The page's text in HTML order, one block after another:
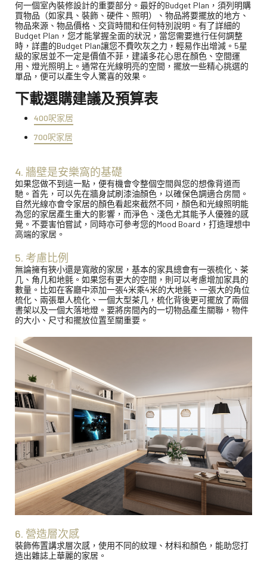
何一個室內裝修設計的重要部分。最好的Budget Plan，須列明購
買物品（如家具、裝飾、硬件、照明）、物品將要擺放的地方、
物品來源、物品價格、交貨時間和任何特別說明。有了詳細的
Budget Plan，您才能掌握全面的狀況，當您需要進行任何調整
時，詳盡的Budget Plan讓您不費吹灰之力，輕易作出增減。5星
級的家居並不一定是價值不菲，建議多花心思在顏色、空間運
用、燈光照明上。通常在光線明亮的空間，擺放一些精心挑選的
單品，便可以產生令人驚喜的效果。
下載選購建議及預算表
400呎家居
700呎家居
4. 牆壁是安樂窩的基礎
如果您做不到這一點，便有機會令整個空間與您的想像背道而
馳。首先，可以先在牆身試刷漆油顏色，以確保色調適合房間。
自然光線亦會令家居的顏色看起來截然不同，顏色和光線照明能
為您的家居產生重大的影響，而淨色、淺色尤其能予人優雅的感
覺。不要害怕嘗試，同時亦可參考您的Mood Board，打造理想中
高端的家居。
5. 考慮比例
無論擁有狹小還是寬敞的家居，基本的家具總會有一張梳化、茶
几、⻆几和地氈。如果您有更大的空間，則可以考慮增加家具的
數量。比如在客廳中添加一張4米乘4米的大地氈、一張大的角位
梳化、兩張單人梳化、一個大型茶几，梳化背後更可擺放了兩個
書架以及一個大落地燈。要將房間內的一切物品產生關聯，物件
的大小、尺寸和擺放位置至關重要。
6. 營造層次感
裝飾佈置講求層次感，使用不同的紋理、材料和顏色，能助您打
造出雜誌上華麗的家居。